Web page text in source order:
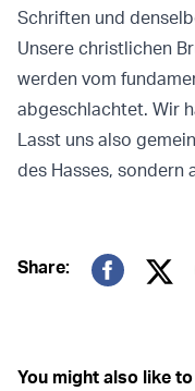
Schriften und
Unsere christlichen
werden vom
abgeschlachtet. Wir
Lasst uns also
des Hasses, sondern
Share:
You might also like